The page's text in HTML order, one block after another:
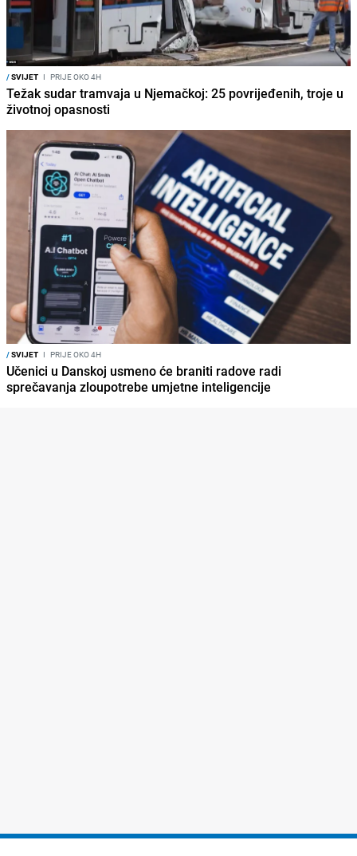
/SVIJET I PRIJE OKO 4H
Težak sudar tramvaja u Njemačkoj: 25 povrijeđenih, troje u
životnoj opasnosti
/SVIJET I PRIJE OKO 4H
Učenici u Danskoj usmeno će braniti radove radi
sprečavanja zloupotrebe umjetne inteligencije